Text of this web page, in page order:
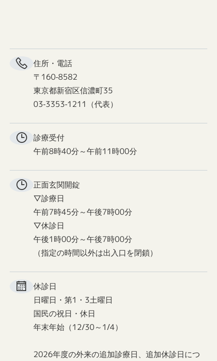
住所・電話
〒160-8582
東京都新宿区信濃町35
03-3353-1211（代表）
診療受付
午前8時40分～午前11時00分
正面玄関開錠
▽診療日
午前7時45分～午後7時00分
▽休診日
午後1時00分～午後7時00分
（指定の時間以外は出入口を閉鎖）
休診日
日曜日・第1・3土曜日
国民の祝日・休日
年末年始（12/30～1/4）
2026年度の外来の追加診療日、追加休診日につ